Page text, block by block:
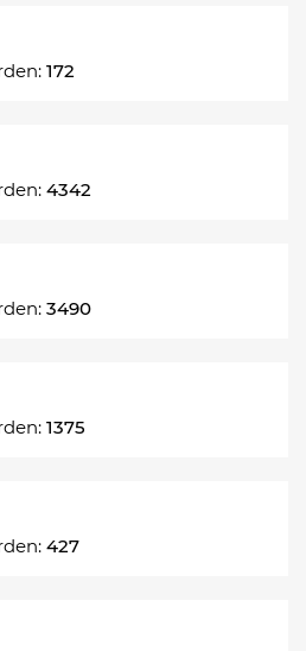
172
4342
3490
1375
427